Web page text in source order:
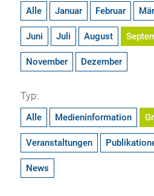
Alle Januar Februar
Juni Juli August
November Dezember
Typ:
Alle Medieninformation
Veranstaltungen
News